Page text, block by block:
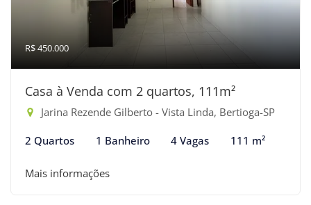
R$ 450.000
Casa à Venda com 2 quartos, 111m²
Jarina Rezende Gilberto - Vista Linda, Bertioga-SP
2 Quartos 1 Banheiro 4 Vagas 111 m²
Mais informações